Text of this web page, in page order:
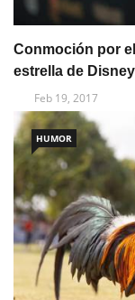
Conmoción por
estrella de
Feb 19, 2017
HUMOR